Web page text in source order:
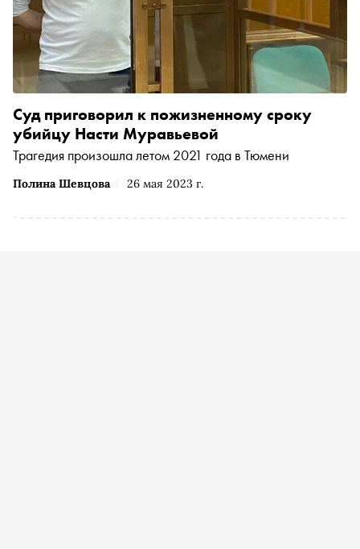
Полина Шевцова 26 мая 2023 г.
Суд приговорил к пожизненному сроку
убийцу Насти Муравьевой
Трагедия произошла летом 2021 года в Тюмени